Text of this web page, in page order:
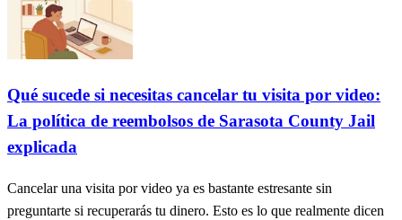
Qué sucede si necesitas cancelar tu visita por video:
La política de reembolsos de Sarasota County Jail
explicada
Cancelar una visita por video ya es bastante estresante sin
preguntarte si recuperarás tu dinero. Esto es lo que realmente dicen